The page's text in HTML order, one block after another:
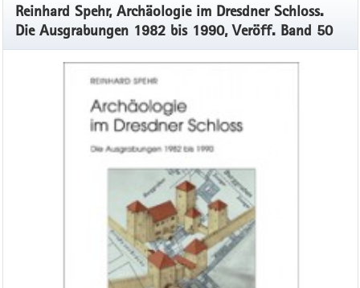
Reinhard Spehr, Archäologie im Dresdner Schloss.
Die Ausgrabungen 1982 bis 1990, Veröff. Band 50